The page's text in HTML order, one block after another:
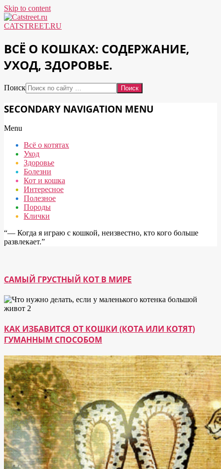
Skip to content
CATSTREET.RU
ВСЁ О КОШКАХ: СОДЕРЖАНИЕ,
УХОД, ЗДОРОВЬЕ.
Поиск
SECONDARY NAVIGATION MENU
Menu
Всё о котятах
Уход
Здоровье
Болезни
Кот и кошка
Интересное
Полезное
Породы
Клички
“― Когда я играю с кошкой, неизвестно, кто кого больше
развлекает.”
САМЫЙ ГРУСТНЫЙ КОТ В МИРЕ
КАК ИЗБАВИТСЯ ОТ КОШКИ (КОТА ИЛИ КОТЯТ)
ГУМАННЫМ СПОСОБОМ